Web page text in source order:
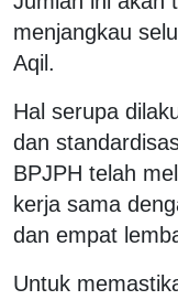
menjangkau
Aqil.
Hal serupa
dan
BPJPH telah
kerja sama
dan empat
Untuk